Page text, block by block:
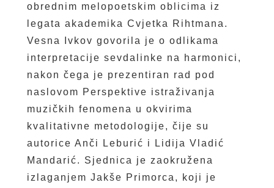
obrednim melopoetskim oblicima iz
legata akademika Cvjetka Rihtmana.
Vesna Ivkov govorila je o odlikama
interpretacije sevdalinke na harmonici,
nakon čega je prezentiran rad pod
naslovom Perspektive istraživanja
muzičkih fenomena u okvirima
kvalitativne metodologije, čije su
autorice Anči Leburić i Lidija Vladić
Mandarić. Sjednica je zaokružena
izlaganjem Jakše Primorca, koji je